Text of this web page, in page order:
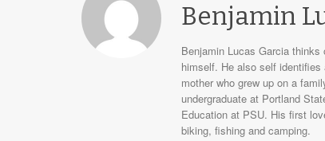
Benjamin
Benjamin Lucas Garcia
himself. He also self
mother who grew up on a
undergraduate at Portland
Education at PSU. His first
biking, fishing and camping.